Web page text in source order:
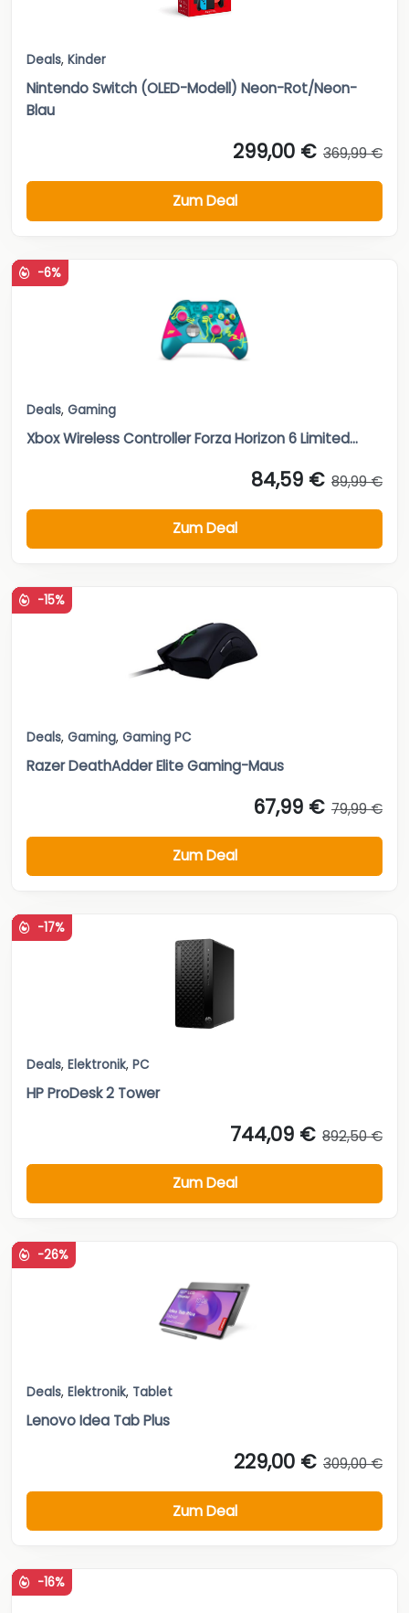
Deals, Kinder
Nintendo Switch (OLED-Modell) Neon-Rot/Neon-
Blau
299,00 € 369,99 €
Zum Deal
-6%
Deals, Gaming
Xbox Wireless Controller Forza Horizon 6 Limited...
84,59 € 89,99 €
Zum Deal
-15%
Deals, Gaming, Gaming PC
Razer DeathAdder Elite Gaming-Maus
67,99 € 79,99 €
Zum Deal
-17%
Deals, Elektronik, PC
HP ProDesk 2 Tower
744,09 € 892,50 €
Zum Deal
-26%
Deals, Elektronik, Tablet
Lenovo Idea Tab Plus
229,00 € 309,00 €
Zum Deal
-16%